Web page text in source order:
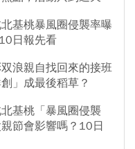
基桃暴風圈侵襲率曝
日報先看
浪親自找回來的接班
」成最後稻草？
基桃「暴風圈侵襲
節會影響嗎？10日